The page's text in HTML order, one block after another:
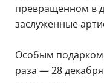
превращенном в
заслуженные
Особым подарком
раза — 28